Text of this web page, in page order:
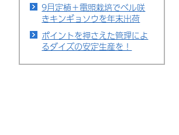
9月定植＋電照栽培でベル咲
きキンギョソウを年末出荷
ポイントを押さえた管理によ
るダイズの安定生産を！